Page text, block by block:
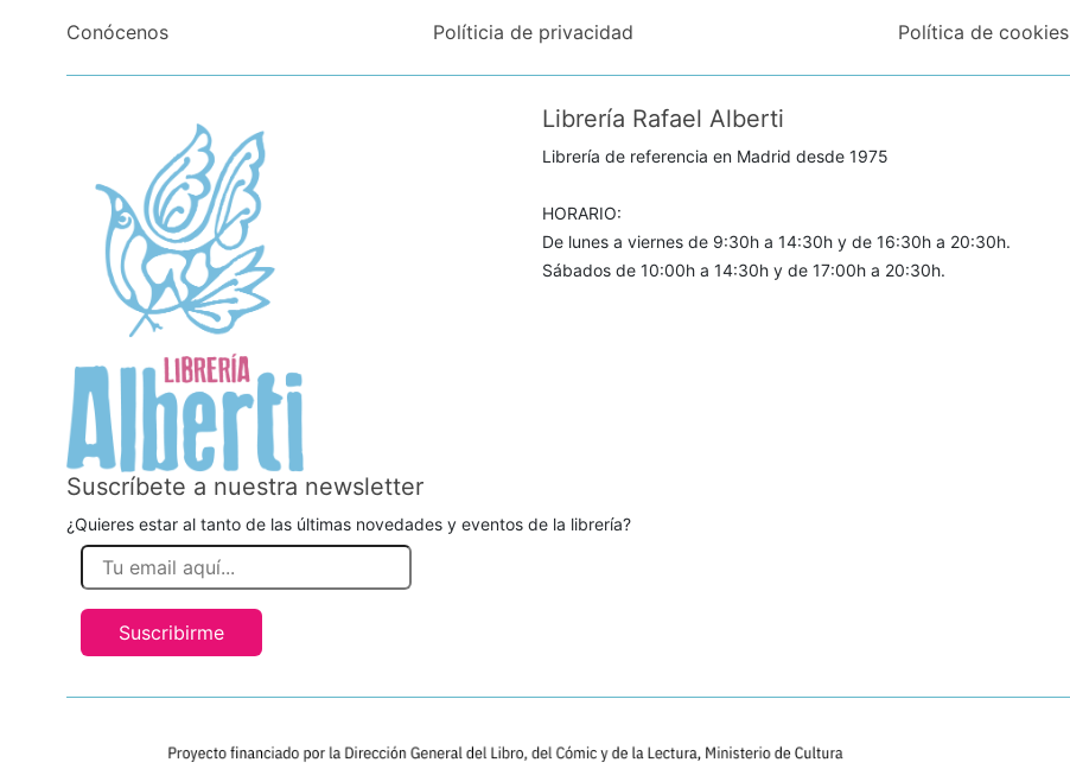
Conócenos Políticia de privacidad Política de cookies
Librería Rafael Alberti
Librería de referencia en Madrid desde 1975
HORARIO:
De lunes a viernes de 9:30h a 14:30h y de 16:30h a 20:30h.
Sábados de 10:00h a 14:30h y de 17:00h a 20:30h.
Suscríbete a nuestra newsletter
¿Quieres estar al tanto de las últimas novedades y eventos de la librería?
Suscribirme